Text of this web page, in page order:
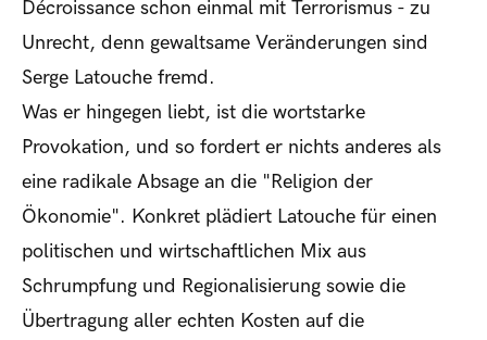
Décroissance schon einmal mit Terrorismus - zu
Unrecht, denn gewaltsame Veränderungen sind
Serge Latouche fremd.
Was er hingegen liebt, ist die wortstarke
Provokation, und so fordert er nichts anderes als
eine radikale Absage an die "Religion der
Ökonomie". Konkret plädiert Latouche für einen
politischen und wirtschaftlichen Mix aus
Schrumpfung und Regionalisierung sowie die
Übertragung aller echten Kosten auf die